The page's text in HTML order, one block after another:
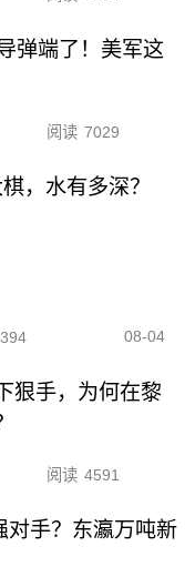
弹端了！美军这
阅读 7029
，水有多深？
08-04
狠手，为何在黎
阅读 4591
对手？东瀛万吨新